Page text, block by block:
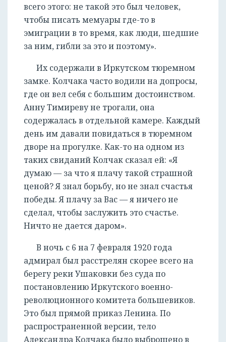
всего этого: не такой это был человек,
чтобы писать мемуары где-то в
эмиграции в то время, как люди, шедшие
за ним, гибли за это и поэтому».
Их содержали в Иркутском тюремном
замке. Колчака часто водили на допросы,
где он вел себя с большим достоинством.
Анну Тимиреву не трогали, она
содержалась в отдельной камере. Каждый
день им давали повидаться в тюремном
дворе на прогулке. Как-то на одном из
таких свиданий Колчак сказал ей: «Я
думаю — за что я плачу такой страшной
ценой? Я знал борьбу, но не знал счастья
победы. Я плачу за Вас — я ничего не
сделал, чтобы заслужить это счастье.
Ничто не дается даром».
В ночь с 6 на 7 февраля 1920 года
адмирал был расстрелян скорее всего на
берегу реки Ушаковки без суда по
постановлению Иркутского военно-
революционного комитета большевиков.
Это был прямой приказ Ленина. По
распространенной версии, тело
Александра Колчака было выброшено в